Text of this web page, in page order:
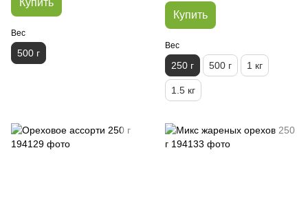
Вес
500 г
Купить
Вес
250 г 500 г 1 кг
1.5 кг